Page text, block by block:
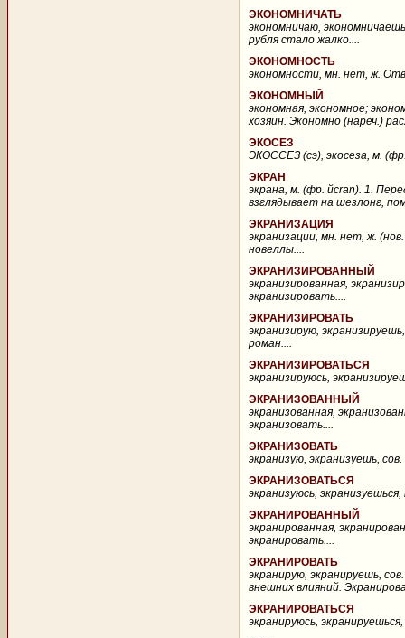
ЭКОНОМНИЧАТЬ
экономничаю,
рубля стало жалко....
ЭКОНОМНОСТЬ
экономности, мн. нет, ж.
ЭКОНОМНЫЙ
экономная, экономное;
хозяин. Экономно (нареч.)
ЭКОСЕЗ
ЭКОССЕЗ (сэ), экосеза, м.
ЭКРАН
экрана, м. (фр. йcran). 1.
взглядывает на шезлонг,
ЭКРАНИЗАЦИЯ
экранизации, мн. нет, ж.
новеллы....
ЭКРАНИЗИРОВАННЫЙ
экранизированная,
экранизировать....
ЭКРАНИЗИРОВАТЬ
экранизирую,
роман....
ЭКРАНИЗИРОВАТЬСЯ
экранизируюсь,
ЭКРАНИЗОВАННЫЙ
экранизованная,
экранизовать....
ЭКРАНИЗОВАТЬ
экранизую, экранизуешь,
ЭКРАНИЗОВАТЬСЯ
экранизуюсь,
ЭКРАНИРОВАННЫЙ
экранированная,
экранировать....
ЭКРАНИРОВАТЬ
экранирую, экранируешь,
внешних влияний.
ЭКРАНИРОВАТЬСЯ
экранируюсь,